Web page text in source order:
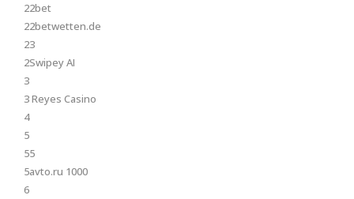
22bet
22betwetten.de
23
2Swipey AI
3
3 Reyes Casino
4
5
55
5avto.ru 1000
6